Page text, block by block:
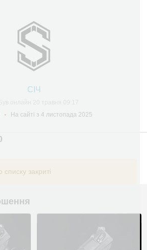
СІЧ
На сайті з 4 листопада 2025
закриті